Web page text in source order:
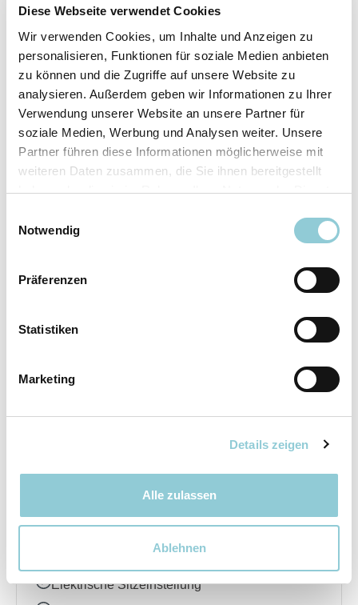
Diese Webseite verwendet Cookies
Wir verwenden Cookies, um Inhalte und Anzeigen zu
personalisieren, Funktionen für soziale Medien anbieten
zu können und die Zugriffe auf unsere Website zu
analysieren. Außerdem geben wir Informationen zu Ihrer
Verwendung unserer Website an unsere Partner für
soziale Medien, Werbung und Analysen weiter. Unsere
Partner führen diese Informationen möglicherweise mit
weiteren Daten zusammen, die Sie ihnen bereitgestellt
haben oder die sie im Rahmen Ihrer Nutzung der Dienste
Notwendig
Präferenzen
Statistiken
Marketing
Details zeigen
Alle zulassen
Ablehnen
Angebotsnummer
ABO49.835
Ausstattungslinie
AMG Line
Verfügbar ab
10/2026
Fahrzeugkategorie
SUV/​Geländewagen/​
Pickup
Fahrzeugkategorie
Sportwagen/​Coupé
Leistung
180 kW (245 PS)
Ausstattung
Elektrische Seitenspiegel
Interieur – Komfort
Ambientebeleuchtung
Elektrische Sitzeinstellung